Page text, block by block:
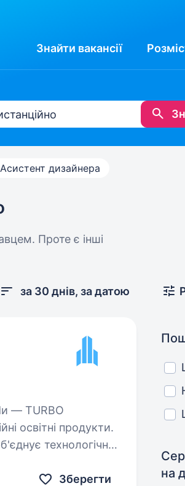
Знайти вакансії
Асистент дизайнера
Проте є інші
за 30 днів, за датою
технологічну
Зберегти
на